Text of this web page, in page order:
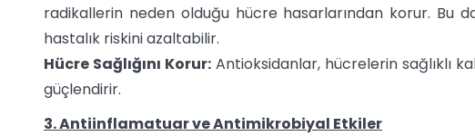
radikallerin neden olduğu hücre hasarlarından korur. Bu
hastalık riskini azaltabilir.
Hücre Sağlığını Korur: Antioksidanlar, hücrelerin sağlıklı
güçlendirir.
3. Antiinflamatuar ve Antimikrobiyal Etkiler